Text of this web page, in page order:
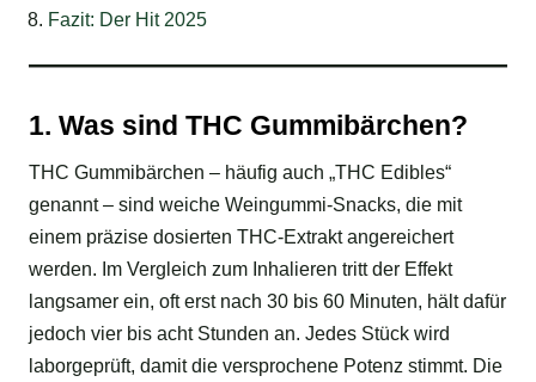
Fazit: Der Hit 2025
1. Was sind THC Gummibärchen?
THC Gummibärchen – häufig auch „THC Edibles“
genannt – sind weiche Weingummi-Snacks, die mit
einem präzise dosierten THC-Extrakt angereichert
werden. Im Vergleich zum Inhalieren tritt der Effekt
langsamer ein, oft erst nach 30 bis 60 Minuten, hält dafür
jedoch vier bis acht Stunden an. Jedes Stück wird
laborgeprüft, damit die versprochene Potenz stimmt. Die